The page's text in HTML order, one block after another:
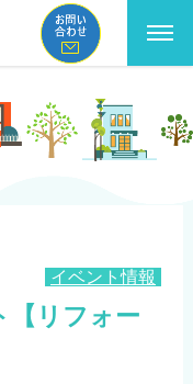
カ
テ
ゴ
イベント情報
【リフォー